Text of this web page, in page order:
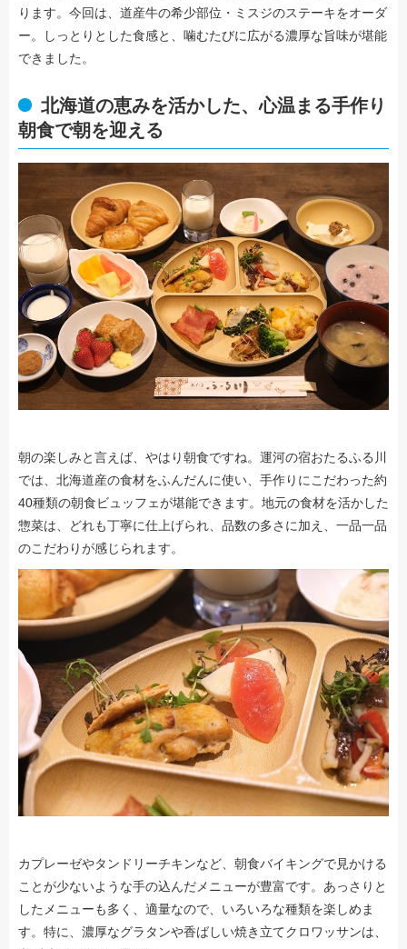
ります。今回は、道産牛の希少部位・ミスジのステーキをオーダ
ー。しっとりとした食感と、噛むたびに広がる濃厚な旨味が堪能
できました。
北海道の恵みを活かした、心温まる手作り
朝食で朝を迎える
朝の楽しみと言えば、やはり朝食ですね。運河の宿おたるふる川
では、北海道産の食材をふんだんに使い、手作りにこだわった約
40種類の朝食ビュッフェが堪能できます。地元の食材を活かした
惣菜は、どれも丁寧に仕上げられ、品数の多さに加え、一品一品
のこだわりが感じられます。
カプレーゼやタンドリーチキンなど、朝食バイキングで見かける
ことが少ないような手の込んだメニューが豊富です。あっさりと
したメニューも多く、適量なので、いろいろな種類を楽しめま
す。特に、濃厚なグラタンや香ばしい焼き立てクロワッサンは、